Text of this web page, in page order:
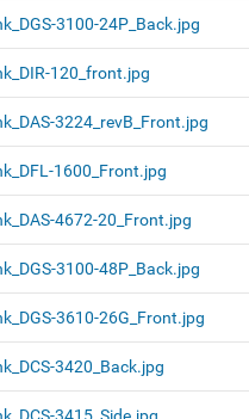
3100-24P_Back.jpg
120_front.jpg
3224_revB_Front.jpg
1600_Front.jpg
4672-20_Front.jpg
3100-48P_Back.jpg
3610-26G_Front.jpg
3420_Back.jpg
3415_Side.jpg